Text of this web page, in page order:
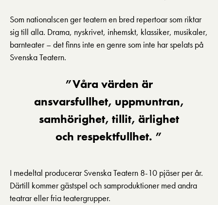
Historia
Kontaktuppgifter
Press
Nyhetsbrev
Svenska Teatern Live
Som nationalscen ger teatern en bred repertoar som riktar
sig till alla. Drama, nyskrivet, inhemskt, klassiker, musikaler,
barnteater – det finns inte en genre som inte har spelats på
Svenska Teatern.
Våra värden är
ansvarsfullhet, uppmuntran,
samhörighet, tillit, ärlighet
och respektfullhet.
I medeltal producerar Svenska Teatern 8-10 pjäser per år.
Därtill kommer gästspel och samproduktioner med andra
teatrar eller fria teatergrupper.